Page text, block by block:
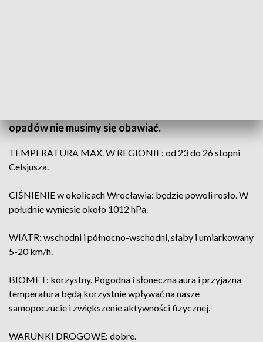
opadów nie musimy się obawiać.
TEMPERATURA MAX. W REGIONIE: od 23 do 26 stopni
Celsjusza.
CIŚNIENIE w okolicach Wrocławia: będzie powoli rosło. W
południe wyniesie około 1012 hPa.
WIATR: wschodni i północno-wschodni, słaby i umiarkowany
5-20 km/h.
BIOMET: korzystny. Pogodna i słoneczna aura i przyjazna
temperatura będą korzystnie wpływać na nasze
samopoczucie i zwiększenie aktywności fizycznej.
WARUNKI DROGOWE: dobre.